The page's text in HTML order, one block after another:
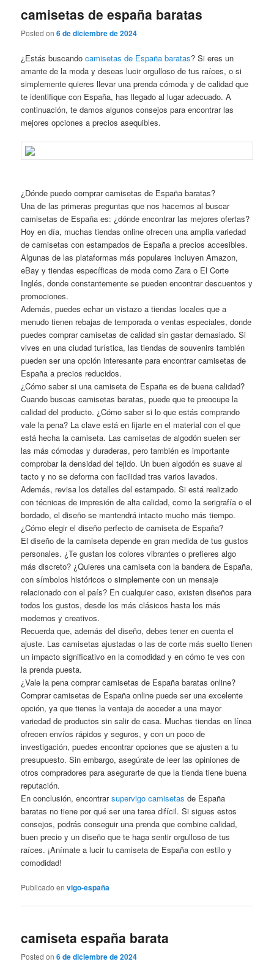
camisetas de españa baratas
Posted on6 de diciembre de 2024
¿Estás buscandocamisetas de España baratas? Si eres un
amante de la moda y deseas lucir orgulloso de tus raíces, o si
simplemente quieres llevar una prenda cómoda y de calidad que
te identifique con España, has llegado al lugar adecuado. A
continuación, te damos algunos consejos para encontrar las
mejores opciones a precios asequibles.
¿Dónde puedo comprar camisetas de España baratas?
Una de las primeras preguntas que nos hacemos al buscar
camisetas de España es: ¿dónde encontrar las mejores ofertas?
Hoy en día, muchas tiendas online ofrecen una amplia variedad
de camisetas con estampados de España a precios accesibles.
Algunas de las plataformas más populares incluyen Amazon,
eBay y tiendas específicas de moda como Zara o El Corte
Inglés, donde constantemente se pueden encontrar descuentos y
promociones.
Además, puedes echar un vistazo a tiendas locales que a
menudo tienen rebajas de temporada o ventas especiales, donde
puedes comprar camisetas de calidad sin gastar demasiado. Si
vives en una ciudad turística, las tiendas de souvenirs también
pueden ser una opción interesante para encontrar camisetas de
España a precios reducidos.
¿Cómo saber si una camiseta de España es de buena calidad?
Cuando buscas camisetas baratas, puede que te preocupe la
calidad del producto. ¿Cómo saber si lo que estás comprando
vale la pena? La clave está en fijarte en el material con el que
está hecha la camiseta. Las camisetas de algodón suelen ser
las más cómodas y duraderas, pero también es importante
comprobar la densidad del tejido. Un buen algodón es suave al
tacto y no se deforma con facilidad tras varios lavados.
Además, revisa los detalles del estampado. Si está realizado
con técnicas de impresión de alta calidad, como la serigrafía o el
bordado, el diseño se mantendrá intacto mucho más tiempo.
¿Cómo elegir el diseño perfecto de camiseta de España?
El diseño de la camiseta depende en gran medida de tus gustos
personales. ¿Te gustan los colores vibrantes o prefieres algo
más discreto? ¿Quieres una camiseta con la bandera de España,
con símbolos históricos o simplemente con un mensaje
relacionado con el país? En cualquier caso, existen diseños para
todos los gustos, desde los más clásicos hasta los más
modernos y creativos.
Recuerda que, además del diseño, debes tener en cuenta el
ajuste. Las camisetas ajustadas o las de corte más suelto tienen
un impacto significativo en la comodidad y en cómo te ves con
la prenda puesta.
¿Vale la pena comprar camisetas de España baratas online?
Comprar camisetas de España online puede ser una excelente
opción, ya que tienes la ventaja de acceder a una mayor
variedad de productos sin salir de casa. Muchas tiendas en línea
ofrecen envíos rápidos y seguros, y con un poco de
investigación, puedes encontrar opciones que se ajusten a tu
presupuesto. Sin embargo, asegúrate de leer las opiniones de
otros compradores para asegurarte de que la tienda tiene buena
reputación.
En conclusión, encontrarsupervigo camisetas de España
baratas no tiene por qué ser una tarea difícil. Si sigues estos
consejos, podrás conseguir una prenda que combine calidad,
buen precio y un diseño que te haga sentir orgulloso de tus
raíces. ¡Anímate a lucir tu camiseta de España con estilo y
comodidad!
Publicado en vigo-españa
camiseta españa barata
Posted on6 de diciembre de 2024